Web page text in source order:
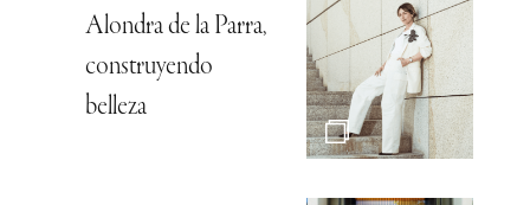
Alondra de la Parra,
construyendo
belleza